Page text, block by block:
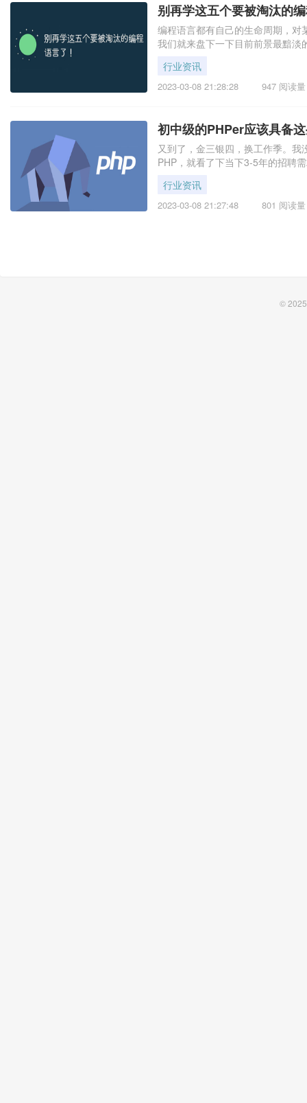
别再学这五个要被淘汰的
编程语言都有自己的生命周期，
我们就来盘下一下目前前景最黯淡
行业资讯
2023-03-08 21:28:28 947 阅读量
初中级的PHPer应该具备
又到了，金三银四，换工作季。
PHP，就看了下当下3-5年的招聘
行业资讯
2023-03-08 21:27:48 801 阅读量
©